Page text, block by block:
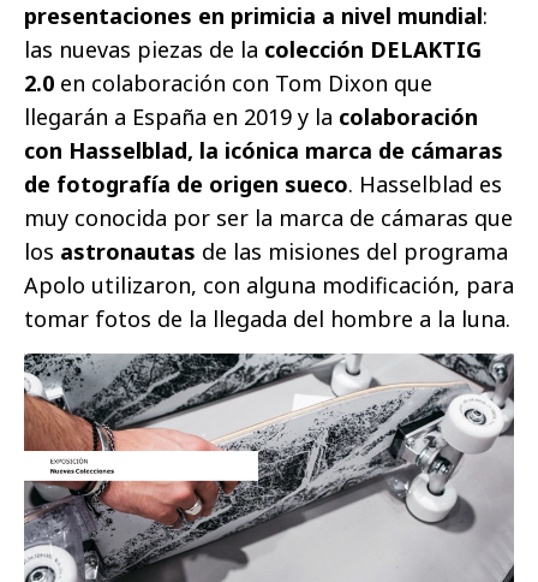
presentaciones en primicia a nivel mundial:
las nuevas piezas de la colección DELAKTIG
2.0 en colaboración con Tom Dixon que
llegarán a España en 2019 y la colaboración
con Hasselblad, la icónica marca de cámaras
de fotografía de origen sueco. Hasselblad es
muy conocida por ser la marca de cámaras que
los astronautas de las misiones del programa
Apolo utilizaron, con alguna modificación, para
tomar fotos de la llegada del hombre a la luna.